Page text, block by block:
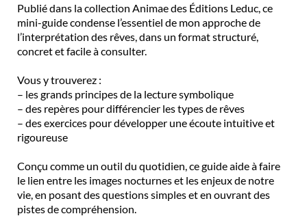
Publié dans la collection Animae des Éditions Leduc, ce
mini-guide condense l’essentiel de mon approche de
l’interprétation des rêves, dans un format structuré,
concret et facile à consulter.
Vous y trouverez :
– les grands principes de la lecture symbolique
– des repères pour différencier les types de rêves
– des exercices pour développer une écoute intuitive et
rigoureuse
Conçu comme un outil du quotidien, ce guide aide à faire
le lien entre les images nocturnes et les enjeux de notre
vie, en posant des questions simples et en ouvrant des
pistes de compréhension.